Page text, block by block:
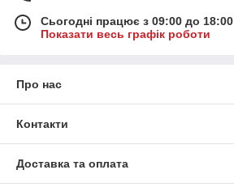
Сьогодні працює з 09:00 до 18:00
Показати весь графік роботи
Про нас
Контакти
Доставка та оплата